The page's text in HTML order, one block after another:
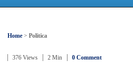
Home > Politica
376 Views 2 Min 0 Comment